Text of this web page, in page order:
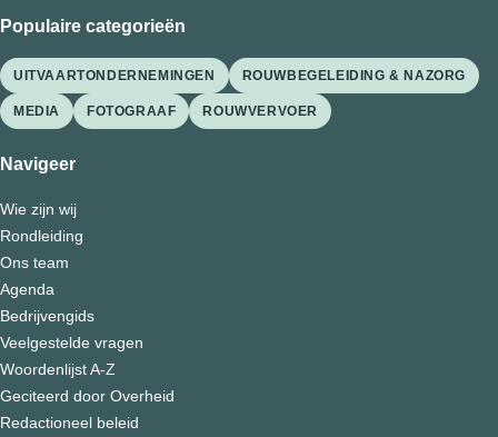
Populaire categorieën
UITVAARTONDERNEMINGEN ROUWBEGELEIDING & NAZORG
MEDIA FOTOGRAAF ROUWVERVOER
Navigeer
Wie zijn wij
Rondleiding
Ons team
Agenda
Bedrijvengids
Veelgestelde vragen
Woordenlijst A-Z
Geciteerd door Overheid
Redactioneel beleid